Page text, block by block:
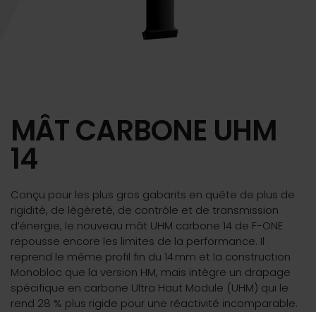
MÂT CARBONE UHM
14
Conçu pour les plus gros gabarits en quête de plus de
rigidité, de légèreté, de contrôle et de transmission
d’énergie, le nouveau mât UHM carbone 14 de F-ONE
repousse encore les limites de la performance. Il
reprend le même profil fin du 14mm et la construction
Monobloc que la version HM, mais intègre un drapage
spécifique en carbone Ultra Haut Module (UHM) qui le
rend 28 % plus rigide pour une réactivité incomparable.